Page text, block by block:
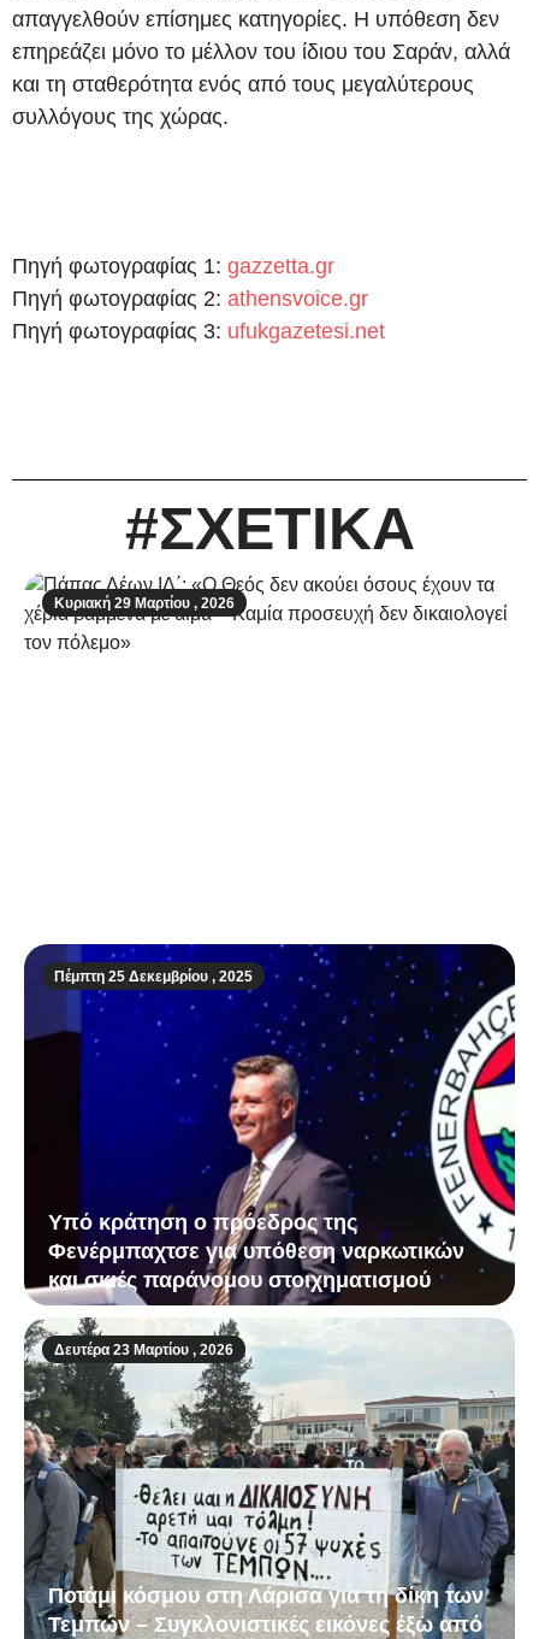
απαγγελθούν επίσημες κατηγορίες. Η υπόθεση δεν
επηρεάζει μόνο το μέλλον του ίδιου του Σαράν, αλλά
και τη σταθερότητα ενός από τους μεγαλύτερους
συλλόγους της χώρας.
Πηγή φωτογραφίας 1: gazzetta.gr
Πηγή φωτογραφίας 2: athensvoice.gr
Πηγή φωτογραφίας 3: ufukgazetesi.net
#ΣΧΕΤΙΚΑ
Κυριακή 29 Μαρτίου , 2026
Πέμπτη 25 Δεκεμβρίου , 2025
Υπό κράτηση ο πρόεδρος της
Φενέρμπαχτσε για υπόθεση ναρκωτικών
και σκιές παράνομου στοιχηματισμού
Δευτέρα 23 Μαρτίου , 2026
Ποτάμι κόσμου στη Λάρισα για τη δίκη των
Τεμπών – Συγκλονιστικές εικόνες έξω από